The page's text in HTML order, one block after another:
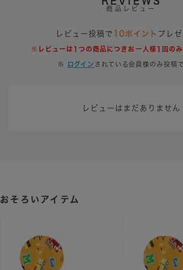
商品レビュー
レビュー投稿で 10ポイント プレゼ
※レビューは1つの商品につきお一人様1回のみ
※ ログイン されている会員様のみ投稿
レビューはまだありません
おそろいアイテム